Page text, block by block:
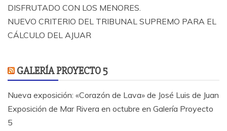
DISFRUTADO CON LOS MENORES.
NUEVO CRITERIO DEL TRIBUNAL SUPREMO PARA EL
CÁLCULO DEL AJUAR
GALERÍA PROYECTO 5
Nueva exposición: «Corazón de Lava» de José Luis de Juan
Exposición de Mar Rivera en octubre en Galería Proyecto
5